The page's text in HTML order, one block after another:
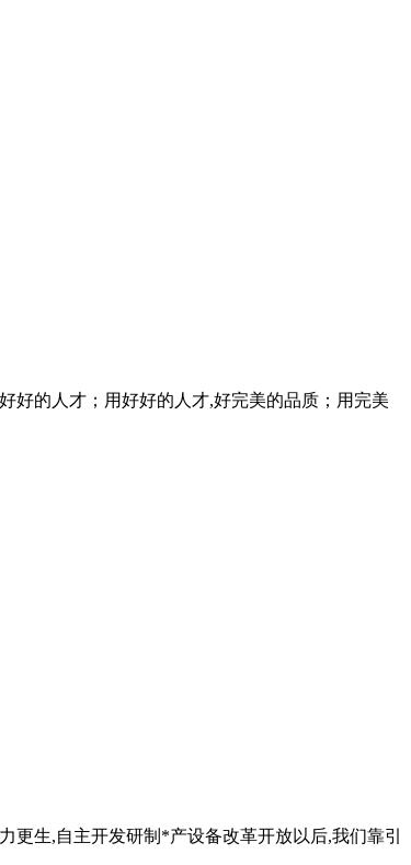
好的人才；用好好的人才,好完美的品质；用完美
更生,自主开发研制*产设备改革开放以后,我们靠引